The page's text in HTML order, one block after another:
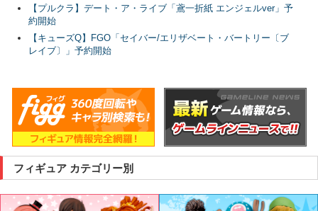
【プルクラ】デート・ア・ライブ「鳶一折紙 エンジェルver」予
約開始
【キューズQ】FGO「セイバー/エリザベート・バートリー〔ブ
レイブ〕」予約開始
フィギュア カテゴリー別